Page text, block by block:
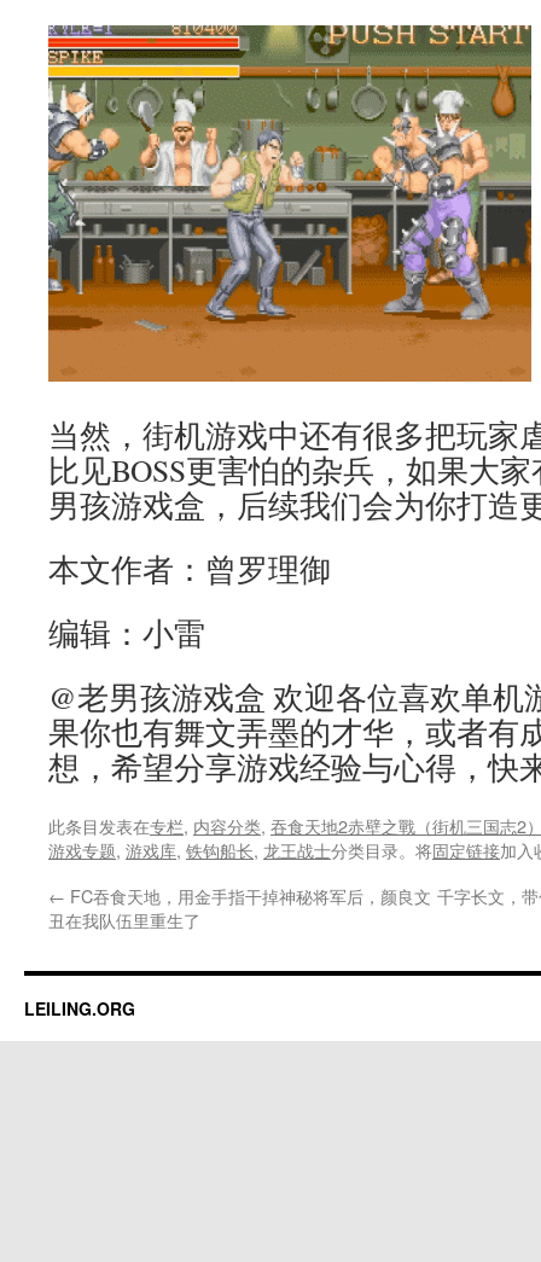
当然，街机游戏中还有很多把玩家
比见BOSS更害怕的杂兵，如果大
男孩游戏盒，后续我们会为你打造
本文作者：曾罗理御
编辑：小雷
@老男孩游戏盒 欢迎各位喜欢单
果你也有舞文弄墨的才华，或者有
想，希望分享游戏经验与心得，快
此条目发表在专栏, 内容分类, 吞食天地2赤壁之戰（街机三国志2
游戏专题, 游戏库, 铁钩船长, 龙王战士分类目录。将固定链接加入
← FC吞食天地，用金手指干掉神秘将军后，颜良文
丑在我队伍里重生了
千字长文，
LEILING.ORG